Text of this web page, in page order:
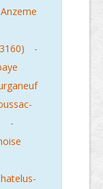
Anzeme
-
-